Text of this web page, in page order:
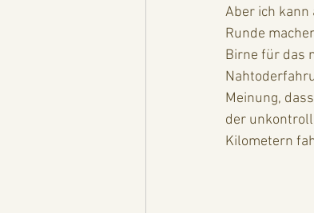
Aber ich kann
Runde
Birne für das
Meinung,
der
Kilometern